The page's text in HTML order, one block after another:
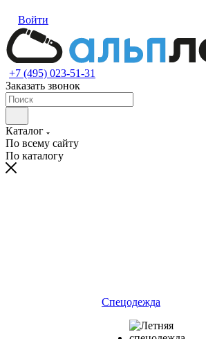
Войти
+7 (495) 023-51-31
Заказать звонок
Каталог
По всему сайту
По каталогу
Спецодежда